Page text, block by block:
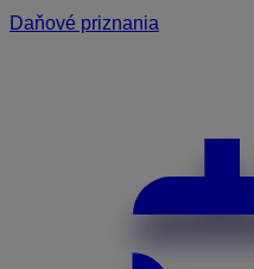
Daňové priznania